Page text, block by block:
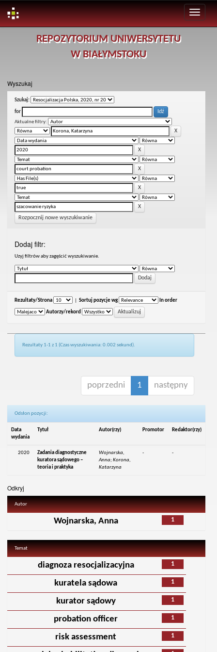
REPOZYTORIUM UNIWERSYTETU
W BIAŁYMSTOKU
Wyszukaj
Szukaj:
for
Aktualne filtry:
Rozpocznij nowe wyszukiwanie
Dodaj filtr:
Uzyj filtrów aby zagęścić wyszukiwanie.
Rezultaty/Strona Sortuj pozycje wg In order
Autorzy/rekord
Rezultaty 1-1 z 1 (Czas wyszukiwania: 0.002 sekund).
poprzedni 1 następny
Odsłon pozycji:
Data
wydania
Tytuł Autor(rzy) Promotor Redaktor(rzy)
2020
Zadania diagnostyczne
kuratora sądowego –
teoria i praktyka
Wojnarska,
Anna; Korona,
Katarzyna
- -
Odkryj
Autor
1
Wojnarska, Anna
Temat
1
diagnoza resocjalizacyjna
1
kuratela sądowa
1
kurator sądowy
1
probation officer
1
risk assessment